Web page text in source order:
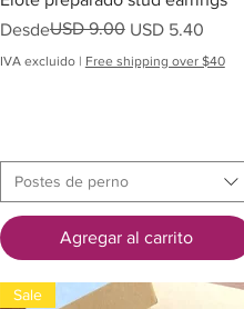
Desde
PrecioUSD 9.00 USD 5.40
Precio de oferta
IVA excluido| Free shipping over $40
Postes de perno
Agregar al carrito
Sale